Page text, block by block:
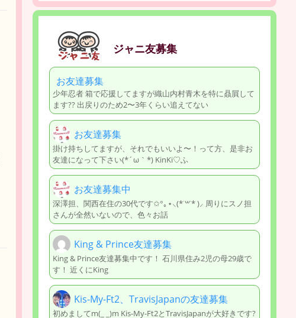
ジャニ友募集
お友達募集
少年忍者 箱で応援してますが織山内村青木を特に贔屓して
ます?? 出戻りのため2〜3年くらい追えてない
お友達募集
掛け持ちしてますが、それでもいいよ〜！って方、是非お
友達になって下さい(*´ω｀*) KinKi♡ふ
お友達募集中
深澤担、関西在住の30代です✩°｡⋆⸜(*˙꒳˙* )⸝ 周りにスノ担
さんが全然いないので、色々お話
King & Prince友達募集
King & Prince友達募集中です！ 石川県住み2児の母29歳で
す！ 近くにKing
Kis-My-Ft2、TravisJapanの友達募集
初めましてm(_ _)m Kis-My-Ft2とTravisJapanが大好きです?